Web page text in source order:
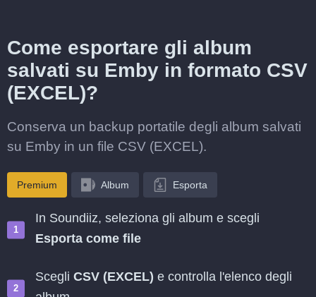
Come esportare gli album
salvati su Emby in formato CSV
(EXCEL)?
Conserva un backup portatile degli album salvati
su Emby in un file CSV (EXCEL).
Premium Album Esporta
In Soundiiz, seleziona gli album e scegli
Esporta come file
Scegli CSV (EXCEL) e controlla l'elenco degli